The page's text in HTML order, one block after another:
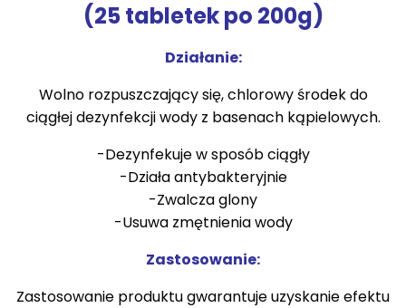
(25 tabletek po 200g)
Działanie:
Wolno rozpuszczający się, chlorowy środek do
ciągłej dezynfekcji wody z basenach kąpielowych.
-Dezynfekuje w sposób ciągły
-Działa antybakteryjnie
-Zwalcza glony
-Usuwa zmętnienia wody
Zastosowanie:
Zastosowanie produktu gwarantuje uzyskanie efektu